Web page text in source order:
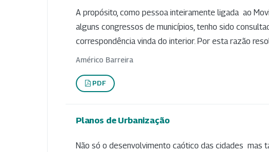
A propósito, como pessoa inteiramente ligada ao
alguns congressos de municípios, tenho sido
correspondência vinda do interior. Por esta razão
Américo Barreira
PDF
Planos de Urbanização
Não só o desenvolvimento caótico das cidades mas